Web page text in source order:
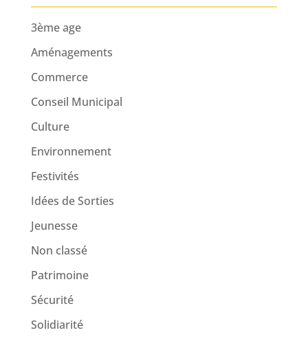
3ème age
Aménagements
Commerce
Conseil Municipal
Culture
Environnement
Festivités
Idées de Sorties
Jeunesse
Non classé
Patrimoine
Sécurité
Solidiarité